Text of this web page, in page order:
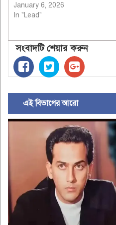
January 6, 2026
In "Lead"
সংবাদটি শেয়ার করুন
এই বিভাগের আরো